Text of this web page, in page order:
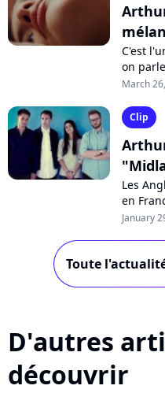
C'est
on
Arthur
March
Clip
Les
en
January
Toute
D'autres
découvrir